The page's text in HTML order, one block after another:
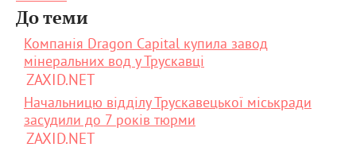
До теми
Компанія Dragon Capital купила завод
мінеральних вод у Трускавці
ZAXID.NET
Начальницю відділу Трускавецької міськради
засудили до 7 років тюрми
ZAXID.NET